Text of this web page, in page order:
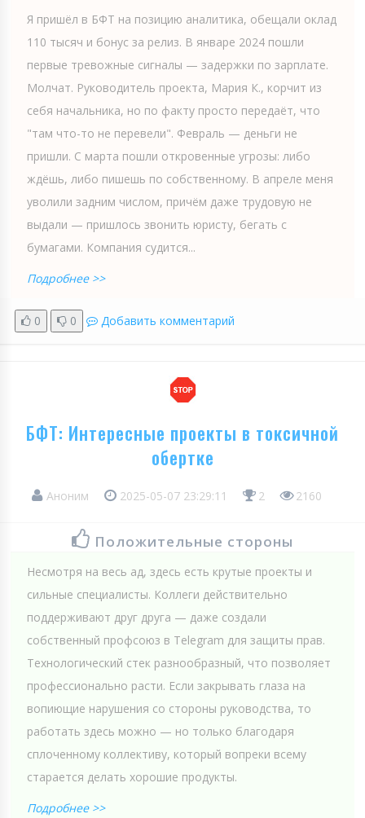
Я пришёл в БФТ на позицию аналитика, обещали оклад
110 тысяч и бонус за релиз. В январе 2024 пошли
первые тревожные сигналы — задержки по зарплате.
Молчат. Руководитель проекта, Мария К., корчит из
себя начальника, но по факту просто передаёт, что
"там что-то не перевели". Февраль — деньги не
пришли. С марта пошли откровенные угрозы: либо
ждёшь, либо пишешь по собственному. В апреле меня
уволили задним числом, причём даже трудовую не
выдали — пришлось звонить юристу, бегать с
бумагами. Компания судится...
Подробнее >>
0 0 Добавить комментарий
БФТ: Интересные проекты в токсичной
обертке
Аноним 2025-05-07 23:29:11 2 2160
Положительные стороны
Несмотря на весь ад, здесь есть крутые проекты и
сильные специалисты. Коллеги действительно
поддерживают друг друга — даже создали
собственный профсоюз в Telegram для защиты прав.
Технологический стек разнообразный, что позволяет
профессионально расти. Если закрывать глаза на
вопиющие нарушения со стороны руководства, то
работать здесь можно — но только благодаря
сплоченному коллективу, который вопреки всему
старается делать хорошие продукты.
Подробнее >>